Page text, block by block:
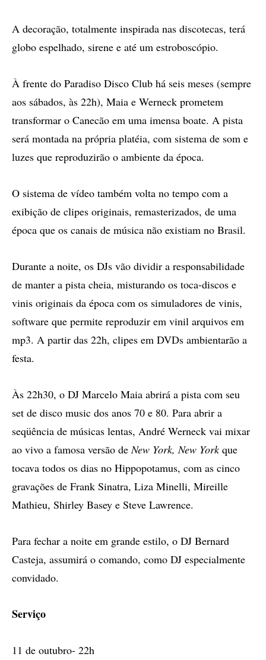
A decoração, totalmente inspirada nas discotecas, terá
globo espelhado, sirene e até um estroboscópio.
À frente do Paradiso Disco Club há seis meses (sempre
aos sábados, às 22h), Maia e Werneck prometem
transformar o Canecão em uma imensa boate. A pista
será montada na própria platéia, com sistema de som e
luzes que reproduzirão o ambiente da época.
O sistema de vídeo também volta no tempo com a
exibição de clipes originais, remasterizados, de uma
época que os canais de música não existiam no Brasil.
Durante a noite, os DJs vão dividir a responsabilidade
de manter a pista cheia, misturando os toca-discos e
vinis originais da época com os simuladores de vinis,
software que permite reproduzir em vinil arquivos em
mp3. A partir das 22h, clipes em DVDs ambientarão a
festa.
Às 22h30, o DJ Marcelo Maia abrirá a pista com seu
set de disco music dos anos 70 e 80. Para abrir a
seqüência de músicas lentas, André Werneck vai mixar
ao vivo a famosa versão deNew York, New Yorkque
tocava todos os dias no Hippopotamus, com as cinco
gravações de Frank Sinatra, Liza Minelli, Mireille
Mathieu, Shirley Basey e Steve Lawrence.
Para fechar a noite em grande estilo, o DJ Bernard
Casteja, assumirá o comando, como DJ especialmente
convidado.
Serviço
11 de outubro- 22h